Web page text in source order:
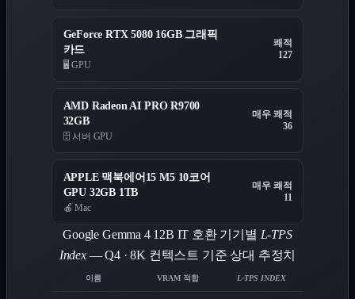
GeForce RTX 5080 16GB 그래픽
카드
🖥️ GPU
쾌적
127
AMD Radeon AI PRO R9700
32GB
🗄️ 서버 GPU
매우 쾌적
36
APPLE 맥북에어15 M5 10코어
GPU 32GB 1TB
🍎 Mac
매우 쾌적
11
Google Gemma 4 12B IT 호환 기기별 L-TPS
Index— Q4 · 8K 컨텍스트 기준 상대 추정치
이름 VRAM 적합 L-TPS INDEX